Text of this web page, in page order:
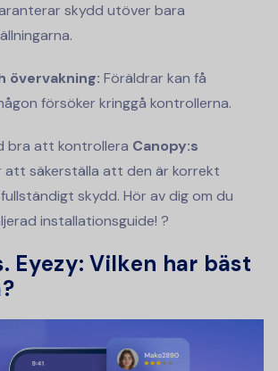
skydd utöver bara
övervakning: Föräldrar kan få
försöker kringgå kontrollerna.
bra att kontrollera Canopy:s
att säkerställa att den är korrekt
skydd. Hör av dig om du
installationsguide! ?
Eyezy: Vilken har bäst